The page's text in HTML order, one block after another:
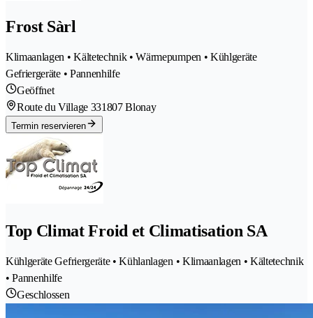
Frost Sàrl
Klimaanlagen • Kältetechnik • Wärmepumpen • Kühlgeräte
Gefriergeräte • Pannenhilfe
Geöffnet
Route du Village 331807 Blonay
Termin reservieren
Top Climat Froid et Climatisation SA
Kühlgeräte Gefriergeräte • Kühlanlagen • Klimaanlagen • Kältetechnik
• Pannenhilfe
Geschlossen